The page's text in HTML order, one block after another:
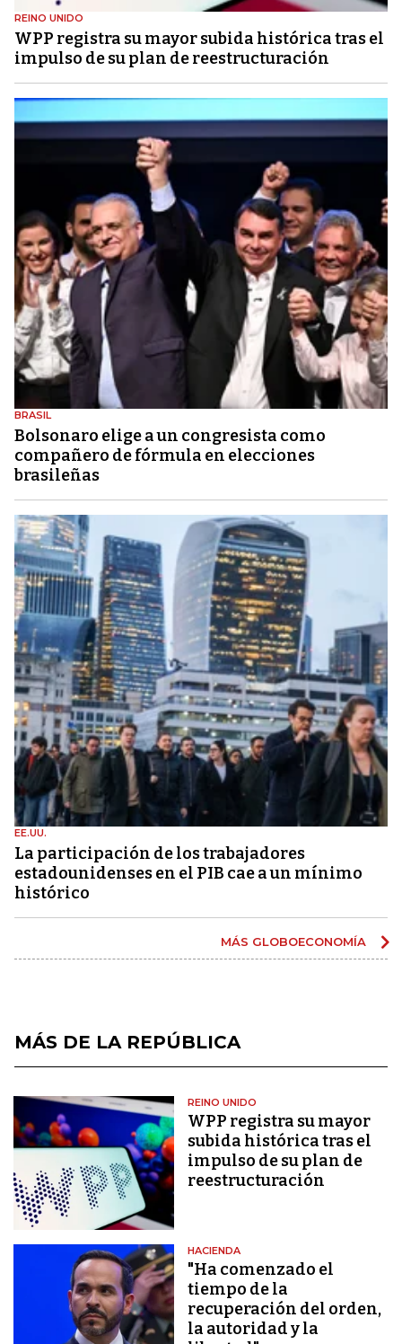
REINO UNIDO
WPP registra su mayor subida histórica tras el
impulso de su plan de reestructuración
BRASIL
Bolsonaro elige a un congresista como
compañero de fórmula en elecciones
brasileñas
EE.UU.
La participación de los trabajadores
estadounidenses en el PIB cae a un mínimo
histórico
MÁS GLOBOECONOMÍA
MÁS DE LA REPÚBLICA
REINO UNIDO
WPP registra su mayor
subida histórica tras el
impulso de su plan de
reestructuración
HACIENDA
"Ha comenzado el
tiempo de la
recuperación del orden,
la autoridad y la